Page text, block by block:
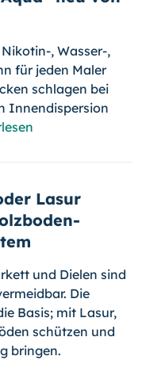
, Wasser-,
für jeden Maler
schlagen bei
Innendispersion
Lasur
und Dielen sind
Die
Basis; mit Lasur,
schützen und
bringen.